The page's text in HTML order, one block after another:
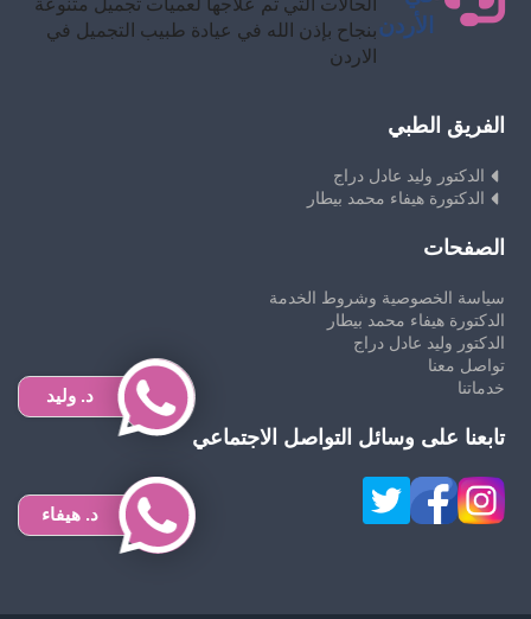
الأردنبنجاح بإذن الله في عيادة طبيب التجميل في
الاردن
الفريق الطبي
الدكتور وليد عادل دراج
الدكتورة هيفاء محمد بيطار
الصفحات
سياسة الخصوصية وشروط الخدمة
الدكتورة هيفاء محمد بيطار
الدكتور وليد عادل دراج
تواصل معنا
خدماتنا
تابعنا على وسائل التواصل الاجتماعي
د. وليد
د. هيفاء